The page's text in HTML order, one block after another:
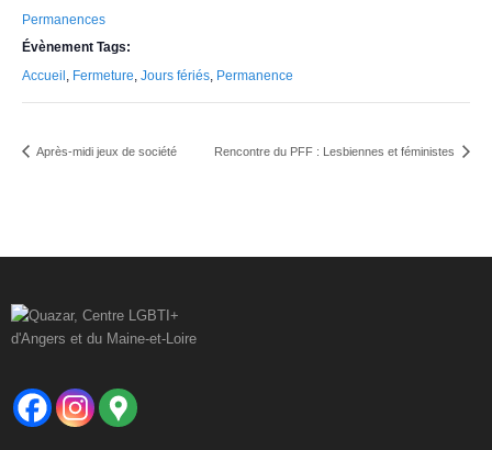
Permanences
Évènement Tags:
Accueil , Fermeture, Jours fériés, Permanence
Après-midi jeux de société Rencontre du PFF : Lesbiennes et féministes